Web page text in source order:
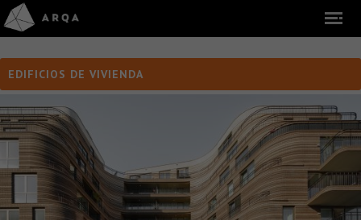
EDIFICIOS DE VIVIENDA